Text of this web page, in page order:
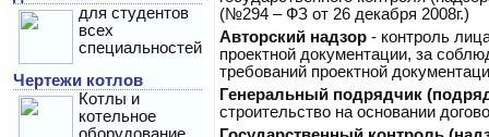
для студентов
всех
специальностей
Чертежи котлов
Котлы и
котельное
(№294 – ФЗ от 26 декабря 2008г.)
Авторский надзор - контроль
проектной документации, за
требований проектной
Генеральный подрядчик
строительство на основании